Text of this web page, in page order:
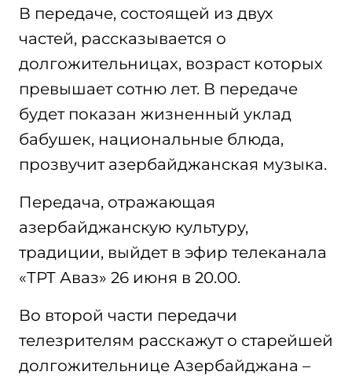
В передаче, состоящей из двух
частей, рассказывается о
долгожительницах, возраст которых
превышает сотню лет. В передаче
будет показан жизненный уклад
бабушек, национальные блюда,
прозвучит азербайджанская музыка.
Передача, отражающая
азербайджанскую культуру,
традиции, выйдет в эфир телеканала
«ТРТ Аваз» 26 июня в 20.00.
Во второй части передачи
телезрителям расскажут о старейшей
долгожительнице Азербайджана –